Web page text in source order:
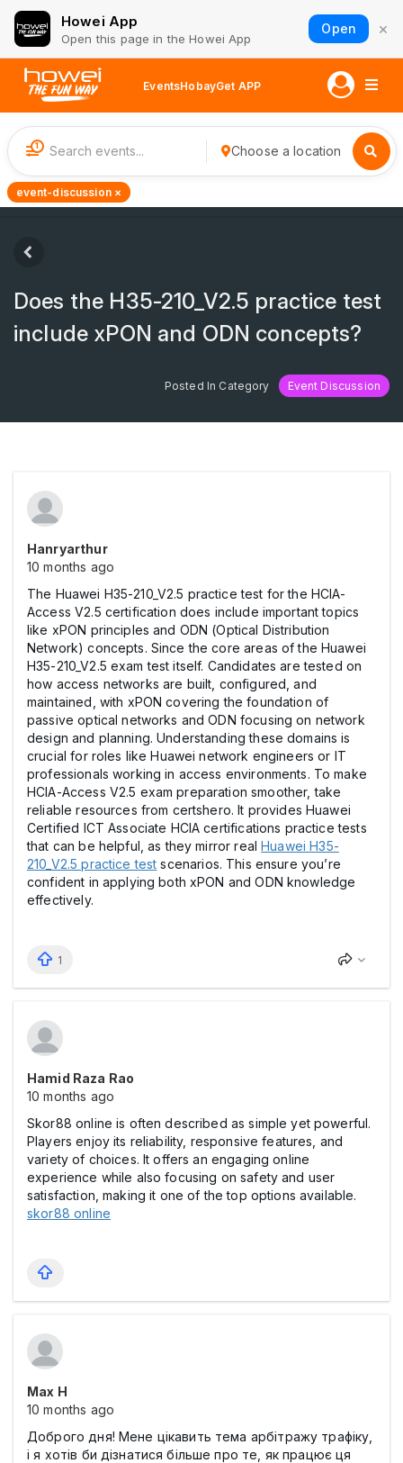
Howei App
Open this page in the Howei App
Open ×
EventsHobayGet APP
1 Choose a location
event-discussion ×
Does the H35-210_V2.5 practice test
include xPON and ODN concepts?
Posted In Category Event Discussion
Hanryarthur
10 months ago
The Huawei H35-210_V2.5 practice test for the HCIA-
Access V2.5 certification does include important topics
like xPON principles and ODN (Optical Distribution
Network) concepts. Since the core areas of the Huawei
H35-210_V2.5 exam test itself. Candidates are tested on
how access networks are built, configured, and
maintained, with xPON covering the foundation of
passive optical networks and ODN focusing on network
design and planning. Understanding these domains is
crucial for roles like Huawei network engineers or IT
professionals working in access environments. To make
HCIA-Access V2.5 exam preparation smoother, take
reliable resources from certshero. It provides Huawei
Certified ICT Associate HCIA certifications practice tests
that can be helpful, as they mirror realHuawei H35-
210_V2.5 practice test scenarios. This ensure you’re
confident in applying both xPON and ODN knowledge
effectively.
1
Hamid Raza Rao
10 months ago
Skor88 online is often described as simple yet powerful.
Players enjoy its reliability, responsive features, and
variety of choices. It offers an engaging online
experience while also focusing on safety and user
satisfaction, making it one of the top options available.
skor88 online
Max Н
10 months ago
Доброго дня! Мене цікавить тема арбітражу трафіку,
і я хотів би дізнатися більше про те, як працює ця